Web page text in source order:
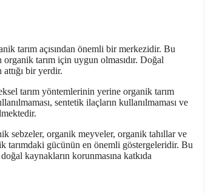
tarım açısından önemli bir merkezidir. Bu
tarım için uygun olmasıdır. Doğal
bir yerdir.
tarım yöntemlerinin yerine organik tarım
sentetik ilaçların kullanılmaması ve
sebzeler, organik meyveler, organik tahıllar ve
tarımdaki gücünün en önemli göstergeleridir. Bu
kaynakların korunmasına katkıda